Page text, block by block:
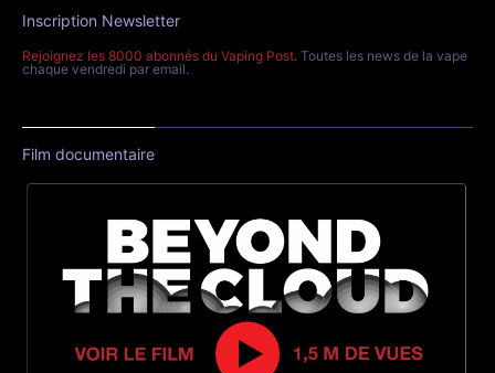
Inscription Newsletter
Rejoignez les 8000 abonnés du Vaping Post. Toutes les news de la vape
chaque vendredi par email.
Film documentaire